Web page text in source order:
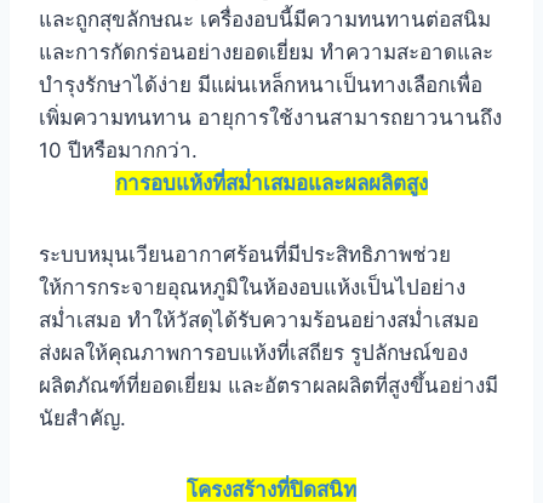
และถูกสุขลักษณะ เครื่องอบนี้มีความทนทานต่อสนิม
และการกัดกร่อนอย่างยอดเยี่ยม ทำความสะอาดและ
บำรุงรักษาได้ง่าย มีแผ่นเหล็กหนาเป็นทางเลือกเพื่อ
เพิ่มความทนทาน อายุการใช้งานสามารถยาวนานถึง
10 ปีหรือมากกว่า.
การอบแห้งที่สม่ำเสมอและผลผลิตสูง
ระบบหมุนเวียนอากาศร้อนที่มีประสิทธิภาพช่วย
ให้การกระจายอุณหภูมิในห้องอบแห้งเป็นไปอย่าง
สม่ำเสมอ ทำให้วัสดุได้รับความร้อนอย่างสม่ำเสมอ
ส่งผลให้คุณภาพการอบแห้งที่เสถียร รูปลักษณ์ของ
ผลิตภัณฑ์ที่ยอดเยี่ยม และอัตราผลผลิตที่สูงขึ้นอย่างมี
นัยสำคัญ.
โครงสร้างที่ปิดสนิท